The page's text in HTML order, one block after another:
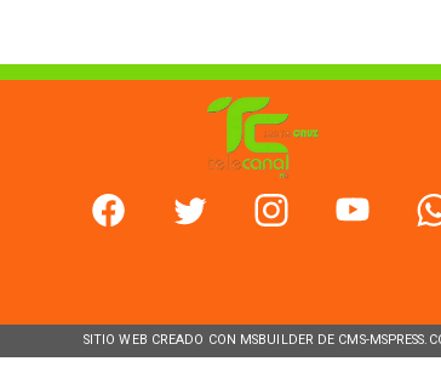
SITIO WEB CREADO CON MSBUILDER DE CMS-